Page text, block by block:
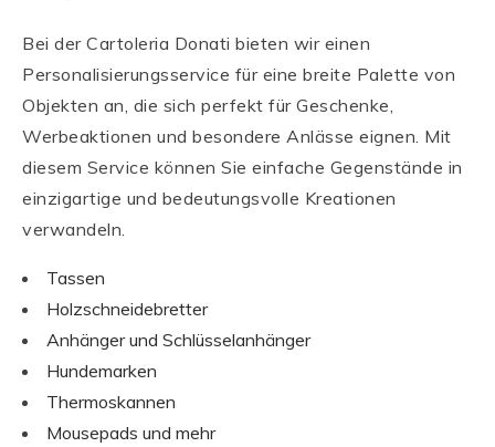
Bei der Cartoleria Donati bieten wir einen
Personalisierungsservice für eine breite Palette von
Objekten an, die sich perfekt für Geschenke,
Werbeaktionen und besondere Anlässe eignen. Mit
diesem Service können Sie einfache Gegenstände in
einzigartige und bedeutungsvolle Kreationen
verwandeln.
Tassen
Holzschneidebretter
Anhänger und Schlüsselanhänger
Hundemarken
Thermoskannen
Mousepads und mehr